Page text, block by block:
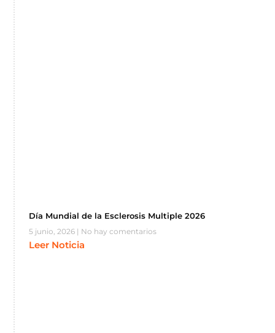
Día Mundial de la Esclerosis Multiple 2026
5 junio, 2026 No hay comentarios
Leer Noticia